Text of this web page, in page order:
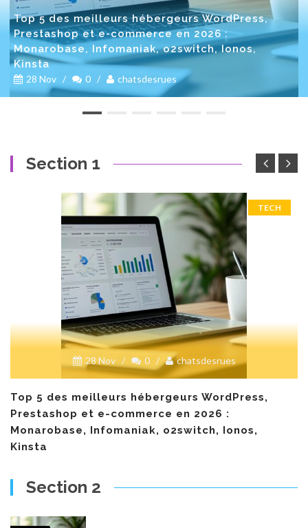
Top 5 des meilleurs hébergeurs WordPress,
Prestashop et e-commerce en 2026 :
Monarobase, Infomaniak, o2switch, Ionos,
Kinsta
28 Nov / 0 / chatsdesrues
Section 1
TECH
28 Nov / 0 / chatsdesrues
Top 5 des meilleurs hébergeurs WordPress,
Prestashop et e-commerce en 2026 :
Monarobase, Infomaniak, o2switch, Ionos,
Kinsta
Section 2